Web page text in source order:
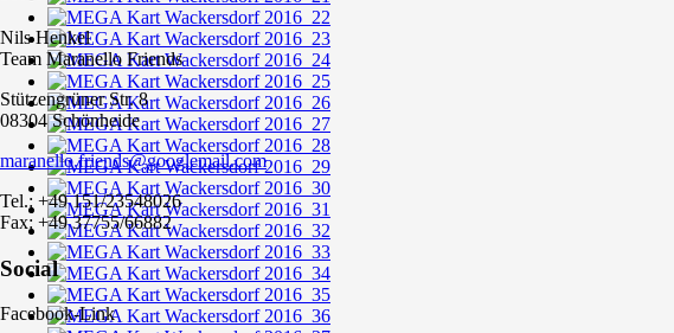
Nils Henkel
Team Maranello Friends
Stützengrüner Str. 8
08304 Schönheide
maranello.friends@googlemail.com
Tel.: +49 151/23548026
Fax: +49 37755/66882
Social
Facebook-Link